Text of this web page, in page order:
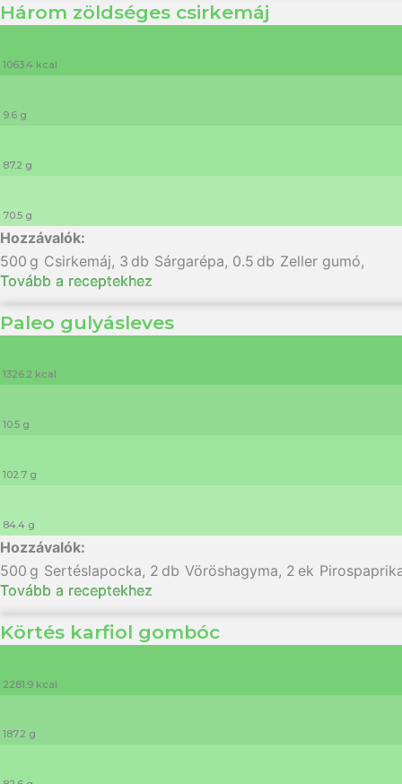
Három zöldséges csirkemáj
1063.4 kcal
9.6 g
87.2 g
70.5 g
500 g Csirkemáj, 3 db Sárgarépa, 0.5 db Zeller gumó,
Tovább a receptekhez
Paleo gulyásleves
1326.2 kcal
10.5 g
102.7 g
84.4 g
500 g Sertéslapocka, 2 db Vöröshagyma, 2 ek
Tovább a receptekhez
Körtés karfiol gombóc
2281.9 kcal
187.2 g